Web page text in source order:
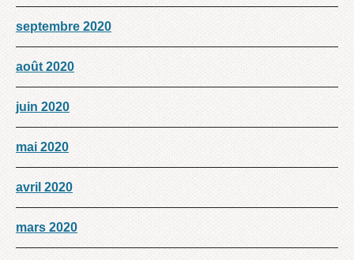
septembre 2020
août 2020
juin 2020
mai 2020
avril 2020
mars 2020